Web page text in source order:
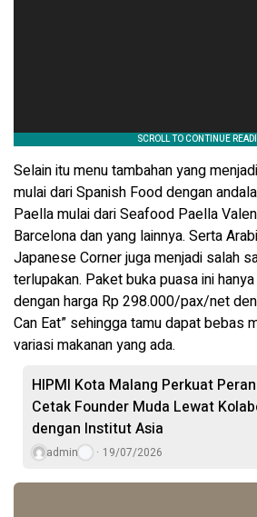
Selain itu menu tambahan yang
mulai dari Spanish Food dengan
Paella mulai dari Seafood Paella
Barcelona dan yang lainnya. Serta
Japanese Corner juga menjadi salah
terlupakan. Paket buka puasa ini
dengan harga Rp 298.000/pax/net
Can Eat” sehingga tamu dapat bebas
variasi makanan yang ada.
HIPMI Kota Malang Perkuat Peran
Cetak Founder Muda Lewat
dengan Institut Asia
admin 19/07/2026